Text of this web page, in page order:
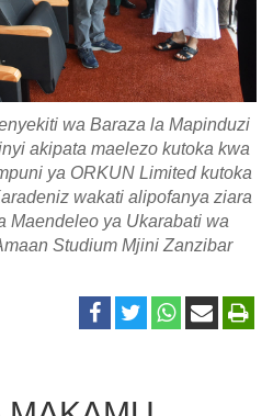
wa Baraza la Mapinduzi
akipata maelezo kutoka kwa
ya ORKUN Limited kutoka
wakati alipofanya ziara
Maendeleo ya Ukarabati wa
Studium Mjini Zanzibar